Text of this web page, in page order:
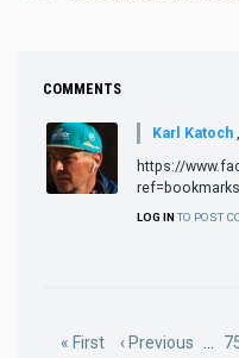
COMMENTS
Karl Katoch
https://
ref=bookmarks
LOG IN TO POST
First
« First
Previous
‹ Previous …